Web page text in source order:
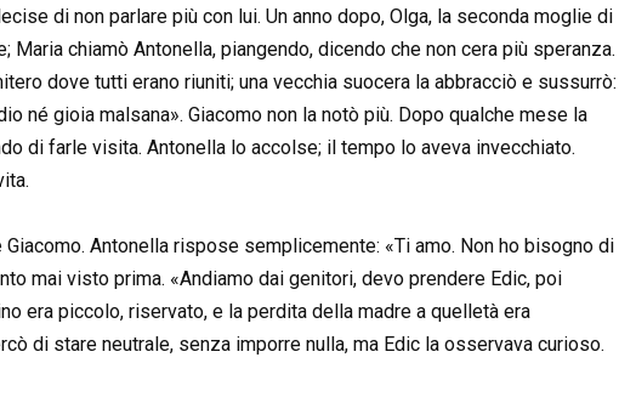
di non parlare più con lui. Un anno dopo, Olga, la seconda moglie di
Maria chiamò Antonella, piangendo, dicendo che non cera più speranza.
dove tutti erano riuniti; una vecchia suocera la abbracciò e sussurrò:
né gioia malsana». Giacomo non la notò più. Dopo qualche mese la
di farle visita. Antonella lo accolse; il tempo lo aveva invecchiato.
Antonella rispose semplicemente: «Ti amo. Non ho bisogno di
mai visto prima. «Andiamo dai genitori, devo prendere Edic, poi
era piccolo, riservato, e la perdita della madre a quelletà era
di stare neutrale, senza imporre nulla, ma Edic la osservava curioso.